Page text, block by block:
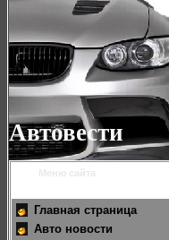
Автовести
Меню сайта
Главная страница
Авто новости